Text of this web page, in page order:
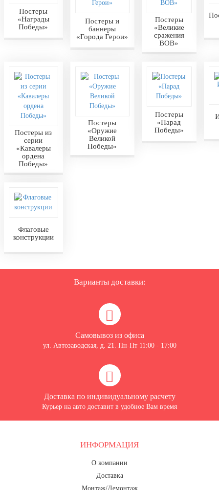
Постеры
«Награды
Победы»
Постеры и
баннеры
«Города Герои»
Постеры
«Великие
сражения
ВОВ»
Постеры из
серии
«Кавалеры
ордена
Победы»
Постеры
«Оружие
Великой
Победы»
Постеры
«Парад
Победы»
Флаговые
конструкции
Варианты доставки:
Самовывоз из офиса
ул. Автозаводская, д. 21. Пн-Пт 11:00 - 17:00
Доставка по индивидуальному расчету
Курьер на авто доставит в удобное Вам время
ИНФОРМАЦИЯ
О компании
Доставка
Монтаж/Демонтаж